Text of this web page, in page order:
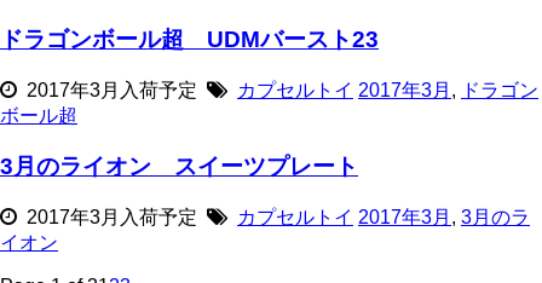
ドラゴンボール超 UDMバースト23
カプセルトイ 2017年3月 , ドラゴン
ボール超
3月のライオン スイーツプレート
カプセルトイ 2017年3月 , 3月のラ
イオン